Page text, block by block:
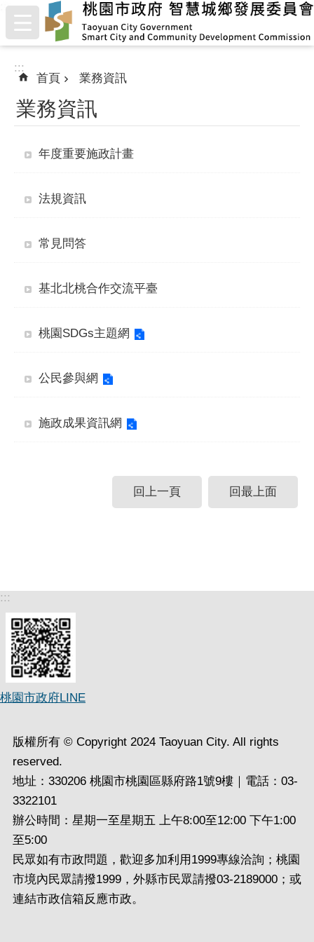
跳到主要內容區塊
:::
:::
首頁 業務資訊
業務資訊
年度重要施政計畫
法規資訊
常見問答
基北北桃合作交流平臺
桃園SDGs主題網
公民參與網
施政成果資訊網
回上一頁 回最上面
:::
桃園市政府LINE
版權所有 © Copyright 2024 Taoyuan City. All rights
reserved.
地址：330206 桃園市桃園區縣府路1號9樓｜電話：03-
3322101
辦公時間：星期一至星期五 上午8:00至12:00 下午1:00
至5:00
民眾如有市政問題，歡迎多加利用1999專線洽詢；桃園
市境內民眾請撥1999，外縣市民眾請撥03-2189000；或
連結市政信箱反應市政。